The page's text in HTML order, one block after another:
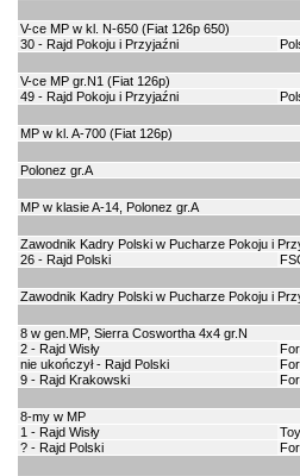
V-ce MP w kl. N-650 (Fiat 126p 650)
30 - Rajd Pokoju i Przyjaźni
V-ce MP gr.N1 (Fiat 126p)
49 - Rajd Pokoju i Przyjaźni
MP w kl. A-700 (Fiat 126p)
Polonez gr.A
MP w klasie A-14, Polonez gr.A
Zawodnik Kadry Polski w Pucharze Pokoju i
26 - Rajd Polski
Zawodnik Kadry Polski w Pucharze Pokoju i
8 w gen.MP, Sierra Coswortha 4x4 gr.N
2 - Rajd Wisły
nie ukończył - Rajd Polski
9 - Rajd Krakowski
8-my w MP
1 - Rajd Wisły
? - Rajd Polski